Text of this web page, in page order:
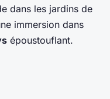
dans les jardins de
immersion dans
époustouflant.